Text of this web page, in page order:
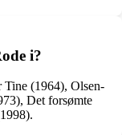
i?
Tine (1964), Olsen-
Det forsømte